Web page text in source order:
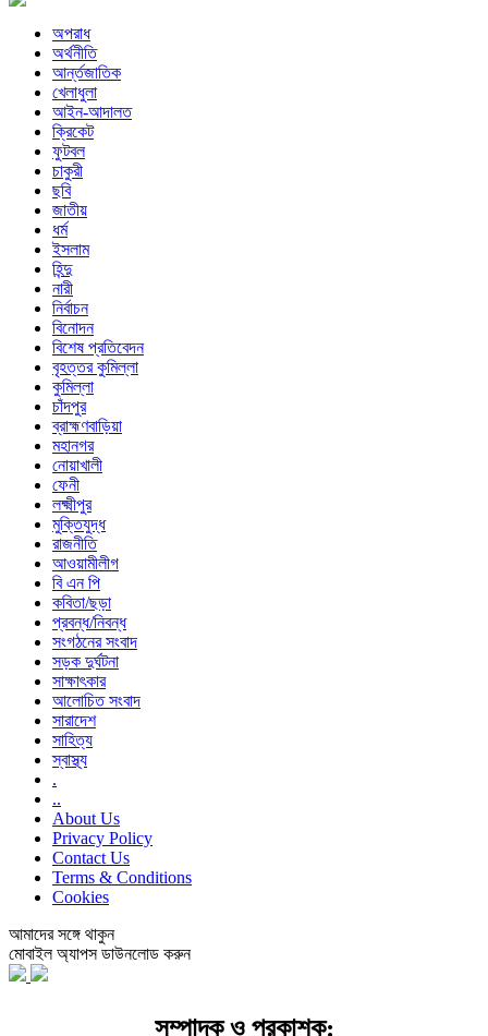
অপরাধ
অর্থনীতি
আর্ন্তজাতিক
খেলাধুলা
আইন-আদালত
ক্রিকেট
ফুটবল
চাকুরী
ছবি
জাতীয়
ধর্ম
ইসলাম
হিন্দু
নারী
নির্বাচন
বিনোদন
বিশেষ প্রতিবেদন
বৃহত্তর কুমিল্লা
কুমিল্লা
চাঁদপুর
ব্রাহ্মণবাড়িয়া
মহানগর
নোয়াখালী
ফেনী
লক্ষ্মীপুর
মুক্তিযুদ্ধ
রাজনীতি
আওয়ামীলীগ
বি এন পি
কবিতা/ছড়া
প্রবন্ধ/নিবন্ধ
সংগঠনের সংবাদ
সড়ক দুর্ঘটনা
সাক্ষাৎকার
আলোচিত সংবাদ
সারাদেশ
সাহিত্য
স্বাস্থ্য
.
..
About Us
Privacy Policy
Contact Us
Terms & Conditions
Cookies
আমাদের সঙ্গে থাকুন
মোবাইল অ্যাপস ডাউনলোড করুন
সম্পাদক ও প্রকাশক: